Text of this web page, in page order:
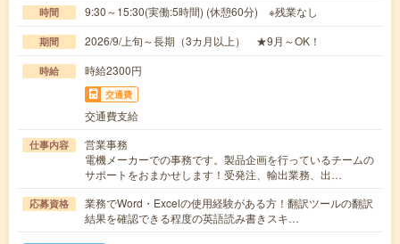
時間 9:30～15:30(実働:5時間) (休憩60分) ※残業なし
期間 2026/9/上旬～長期（3カ月以上） ★9月～OK！
時給 時給2300円
交通費
交通費支給
仕事内容
営業事務
電機メーカーでの事務です。製品企画を行っているチームの
サポートをおまかせします！受発注、輸出業務、出…
応募資格
業務でWord・Excelの使用経験がある方！翻訳ツールの翻訳
結果を確認できる程度の英語読み書きスキ…